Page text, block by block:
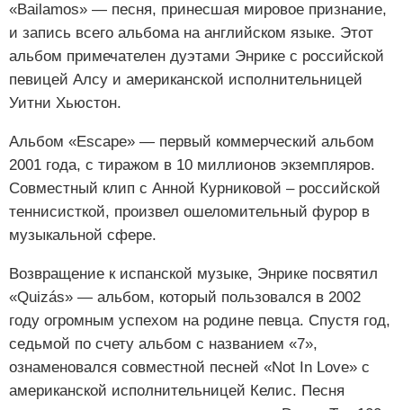
«Bailamos» — песня, принесшая мировое признание,
и запись всего альбома на английском языке. Этот
альбом примечателен дуэтами Энрике с российской
певицей Алсу и американской исполнительницей
Уитни Хьюстон.
Альбом «Escape» — первый коммерческий альбом
2001 года, с тиражом в 10 миллионов экземпляров.
Совместный клип с Анной Курниковой – российской
теннисисткой, произвел ошеломительный фурор в
музыкальной сфере.
Возвращение к испанской музыке, Энрике посвятил
«Quizás» — альбом, который пользовался в 2002
году огромным успехом на родине певца. Спустя год,
седьмой по счету альбом с названием «7»,
ознаменовался совместной песней «Not In Love» с
американской исполнительницей Келис. Песня